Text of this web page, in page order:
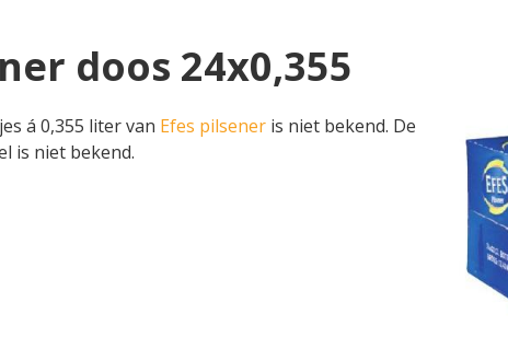
doos 24x0,355
á 0,355 liter van Efes pilsener is niet bekend. De
is niet bekend.